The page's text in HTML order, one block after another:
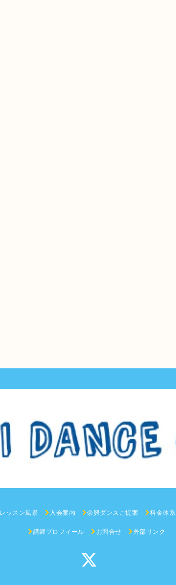
レッスン風景 入会案内 余興ダンスご提案 料金体系
講師プロフィール お問合せ 外部リンク